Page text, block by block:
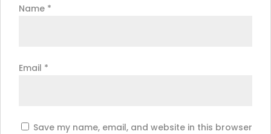
Name *
Email *
Save my name, email, and website in this browser